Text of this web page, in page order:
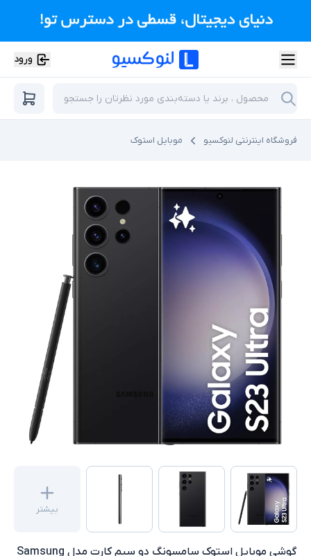
ورود
فروشگاه اینترنتی لنوکسیو موبایل استوک
بیشتر
گوشی موبایل استوک سامسونگ دو سیم کارت مدل Samsung